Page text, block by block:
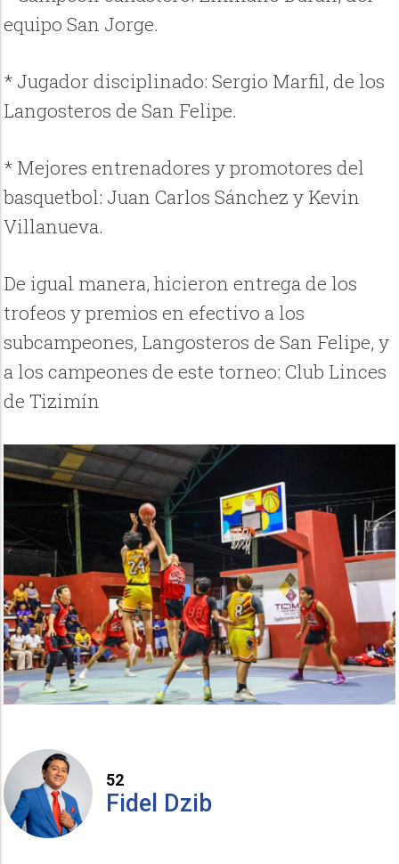
equipo San Jorge.
* Jugador disciplinado: Sergio Marfil, de los
Langosteros de San Felipe.
* Mejores entrenadores y promotores del
basquetbol: Juan Carlos Sánchez y Kevin
Villanueva.
De igual manera, hicieron entrega de los
trofeos y premios en efectivo a los
subcampeones, Langosteros de San Felipe, y
a los campeones de este torneo: Club Linces
de Tizimín
52
Fidel Dzib